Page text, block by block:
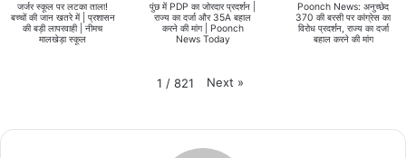
जर्जर स्कूल पर लटका ताला!
बच्चों की जान खतरे में | प्रशासन
की बड़ी लापरवाही | नीमच
मालखेड़ा स्कूल
पुंछ में PDP का जोरदार प्रदर्शन |
राज्य का दर्जा और 35A बहाल
करने की मांग | Poonch
News Today
Poonch News: अनुच्छेद
370 की बरसी पर कांग्रेस का
विरोध प्रदर्शन, राज्य का दर्जा
बहाल करने की मांग
1 / 821 Next »